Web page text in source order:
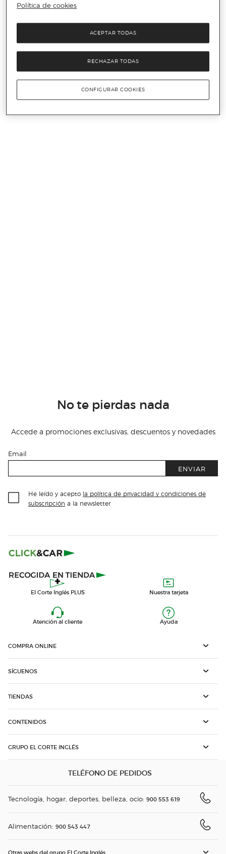
No te pierdas nada
Accede a promociones exclusivas, descuentos y novedades
Email
ENVIAR
He leído y acepto la política de privacidad y condiciones de
subscripción a la newsletter
El Corte Inglés PLUS Nuestra tarjeta
Atención al cliente Ayuda
COMPRA ONLINE
SÍGUENOS
TIENDAS
CONTENIDOS
GRUPO EL CORTE INGLÉS
TELÉFONO DE PEDIDOS
Tecnología, hogar, deportes, belleza, ocio: 900 553 619
Alimentación: 900 543 447
Otras webs del grupo El Corte Inglés
Política de cookies
RECHAZAR TODAS
ACEPTAR TODAS
CONFIGURAR COOKIES